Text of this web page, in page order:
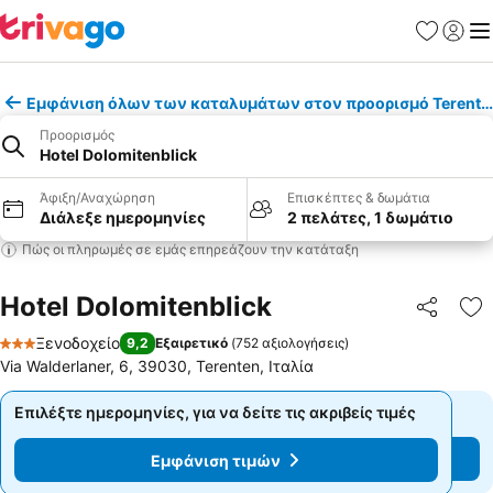
Εμφάνιση όλων των καταλυμάτων στον προορισμό
Προορισμός
Hotel Dolomitenblick
Άφιξη/Αναχώρηση
Διάλεξε ημερομηνίες
Επισκέπτες & δωμάτια
2 πελάτες, 1 δωμάτιο
Πώς οι πληρωμές σε εμάς επηρεάζουν την κατάταξη
Hotel Dolomitenblick
3 Αστέρια
Ξενοδοχείο 9,2 Εξαιρετικό (752 αξιολογήσεις)
Via Walderlaner, 6, 39030, Terenten, Ιταλία
Επιλέξτε ημερομηνίες, για να δείτε τις ακριβείς τιμές
Εμφάνιση τιμών
Επιλέξτε ημερομηνίες, για να δείτε τις ακριβείς τιμές
Εμφάνιση τιμών